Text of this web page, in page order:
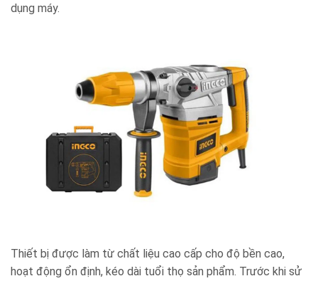
dụng máy.
Thiết bị được làm từ chất liệu cao cấp cho độ bền cao,
hoạt động ổn định, kéo dài tuổi thọ sản phẩm. Trước khi sử